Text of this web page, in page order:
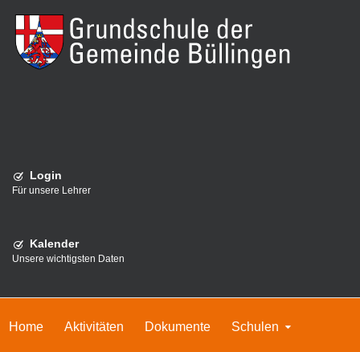
Login
Für unsere Lehrer
Kalender
Unsere wichtigsten Daten
Home Aktivitäten Dokumente Schulen